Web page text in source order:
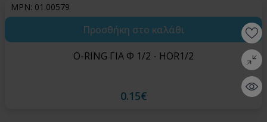
MPN: 01.00579
Quick
Προσθήκη στο καλάθι
O-RING ΓΙΑ Φ 1/2 - HOR1/2
0.15€